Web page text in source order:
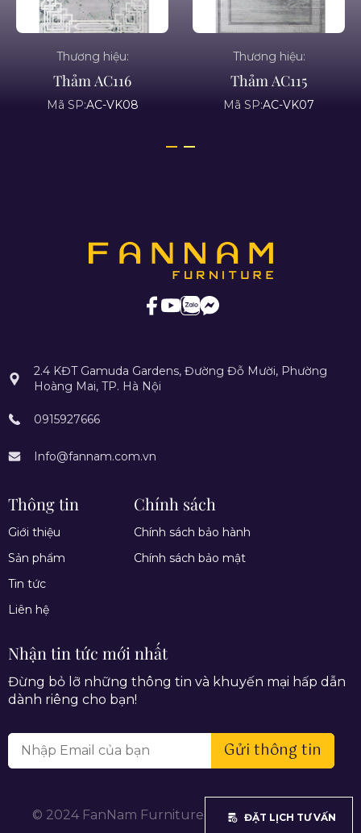
Thương hiệu:
Thảm AC116
Mã SP:AC-VK08
Thương hiệu:
Thảm AC115
Mã SP:AC-VK07
2.4 KĐT Gamuda Gardens, Đường Đỗ Mười, Phường
Hoàng Mai, TP. Hà Nội
0915927666
Info@fannam.com.vn
Thông tin
Giới thiệu
Sản phẩm
Tin tức
Liên hệ
Chính sách
Chính sách bảo hành
Chính sách bảo mật
Nhận tin tức mới nhất
Đừng bỏ lỡ những thông tin và khuyến mại hấp dẫn
dành riêng cho bạn!
Gửi thông tin
© 2024 FanNam Furniture. All rights reserved.
ĐẶT LỊCH TƯ VẤN